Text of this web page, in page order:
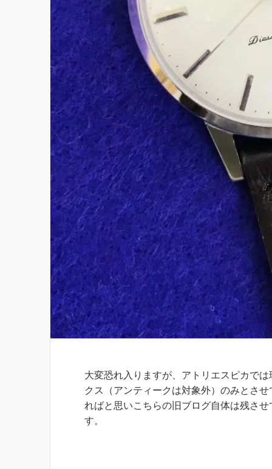
大変恐れ入りますが、アトリエスピカで
クス（アンティークは対象外）のみとさ
ればと思いこちらの旧ブログ自体は残さ
す。